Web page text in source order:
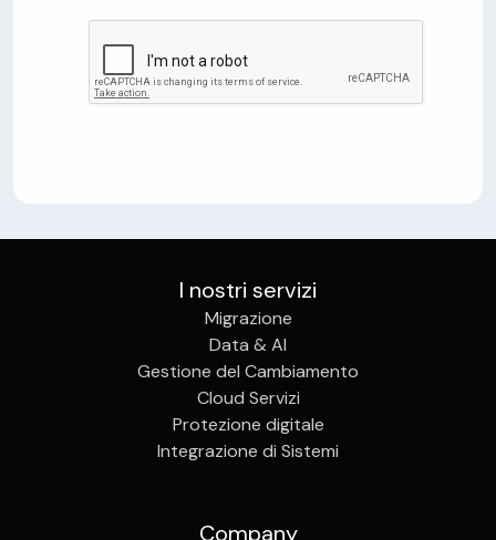
I nostri servizi
Migrazione
Data & AI
Gestione del Cambiamento
Cloud Servizi
Protezione digitale
Integrazione di Sistemi
Company